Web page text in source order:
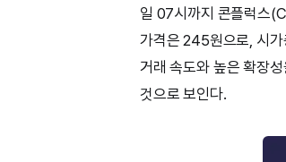
일 07시까지 콘플럭스
가격은 245원으로, 시
거래 속도와 높은 확장
것으로 보인다.